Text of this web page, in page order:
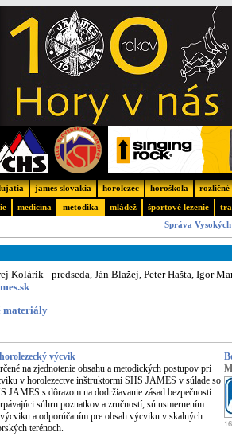
james slovakia horolezec horoškola rozličné
medicína metodika mládež športové lezenie
Správa
Kolárik - predseda, Ján Blažej, Peter Hašta, Igor
materiály
výcvik
na zjednotenie obsahu a metodických postupov pri
v horolezectve inštruktormi SHS JAMES v súlade so
JAMES s dôrazom na dodržiavanie zásad bezpečnosti.
súhrn poznatkov a zručností, sú usmernením
a odporúčaním pre obsah výcviku v skalných
terénoch.